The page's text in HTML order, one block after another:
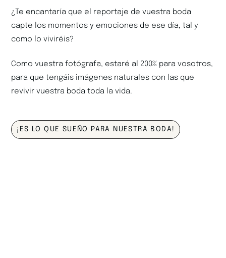
¿Te encantaría que el reportaje de vuestra boda
capte los momentos y emociones de ese día, tal y
como lo viviréis?
Como vuestra fotógrafa, estaré al 200% para vosotros,
para que tengáis imágenes naturales con las que
revivir vuestra boda toda la vida.
¡ES LO QUE SUEÑO PARA NUESTRA BODA!